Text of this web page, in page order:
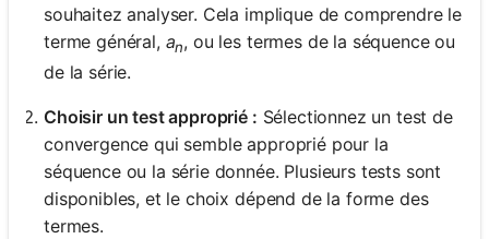
souhaitez analyser. Cela implique de comprendre le
terme général, an, ou les termes de la séquence ou
de la série.
Choisir un test approprié : Sélectionnez un test de
convergence qui semble approprié pour la
séquence ou la série donnée. Plusieurs tests sont
disponibles, et le choix dépend de la forme des
termes.